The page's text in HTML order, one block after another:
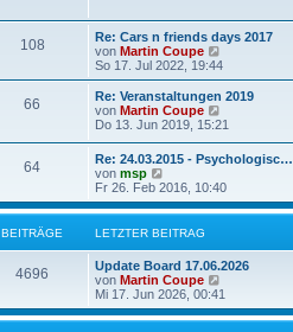
t
r
t
e
r
B
e
t
r
a
108
Re: Cars n friends days 2017
von Martin Coupe
e
u
e
t
r
B
i
t
r
g
So 17. Jul 2022, 19:44
66
Re: Veranstaltungen 2019
von Martin Coupe
e
e
s
t
e
r
i
t
a
g
Do 13. Jun 2019, 15:21
64
Re: 24.03.2015 - Psychologisc…
von msp
e
u
e
s
r
B
e
i
Fr 26. Feb 2016, 10:40
BEITRÄGE LETZTER BEITRAG
4696
Update Board 17.06.2026
von Martin Coupe
e
u
e
Mi 17. Jun 2026, 00:41